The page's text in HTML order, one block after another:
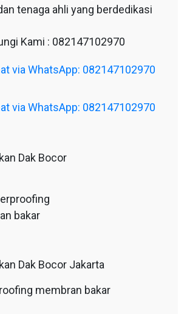
tenaga ahli yang berdedikasi
Kami : 082147102970
via WhatsApp: 082147102970
via WhatsApp: 082147102970
bakar
membran bakar